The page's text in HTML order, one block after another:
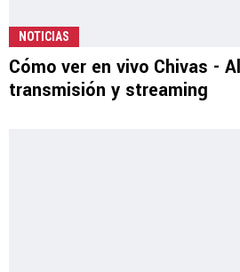
NOTICIAS
Cómo ver en vivo Chivas -
transmisión y streaming